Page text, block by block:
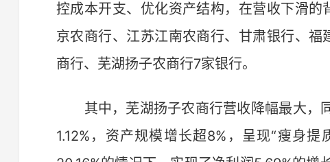
控成本开支、优化资产结构，在营收下滑
京农商行、江苏江南农商行、甘肃银行、
商行、芜湖扬子农商行7家银行。
其中，芜湖扬子农商行营收降幅最大，
1.12%，资产规模增长超8%，呈现“瘦身